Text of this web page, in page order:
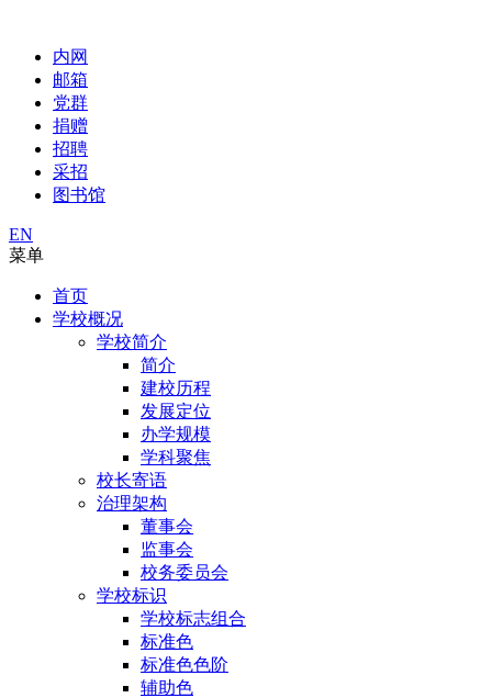
内网
邮箱
党群
捐赠
招聘
采招
图书馆
EN
菜单
首页
学校概况
学校简介
简介
建校历程
发展定位
办学规模
学科聚焦
校长寄语
治理架构
董事会
监事会
校务委员会
学校标识
学校标志组合
标准色
标准色色阶
辅助色